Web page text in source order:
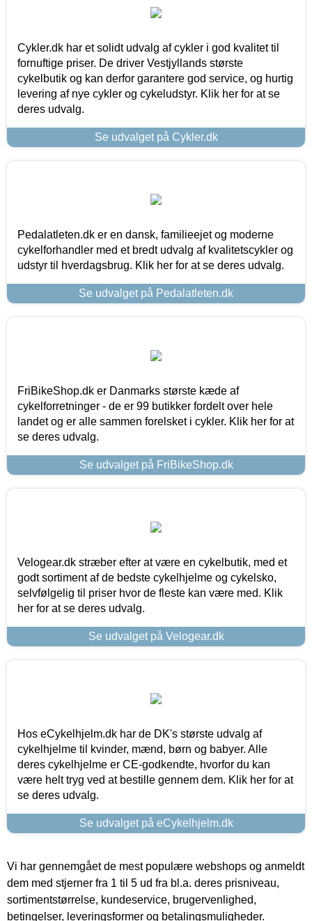
Cykler.dk har et solidt udvalg af cykler i god kvalitet til
fornuftige priser. De driver Vestjyllands største
cykelbutik og kan derfor garantere god service, og hurtig
levering af nye cykler og cykeludstyr. Klik her for at se
deres udvalg.
Se udvalget på Cykler.dk
Pedalatleten.dk er en dansk, familieejet og moderne
cykelforhandler med et bredt udvalg af kvalitetscykler og
udstyr til hverdagsbrug. Klik her for at se deres udvalg.
Se udvalget på Pedalatleten.dk
FriBikeShop.dk er Danmarks største kæde af
cykelforretninger - de er 99 butikker fordelt over hele
landet og er alle sammen forelsket i cykler. Klik her for at
se deres udvalg.
Se udvalget på FriBikeShop.dk
Velogear.dk stræber efter at være en cykelbutik, med et
godt sortiment af de bedste cykelhjelme og cykelsko,
selvfølgelig til priser hvor de fleste kan være med. Klik
her for at se deres udvalg.
Se udvalget på Velogear.dk
Hos eCykelhjelm.dk har de DK's største udvalg af
cykelhjelme til kvinder, mænd, børn og babyer. Alle
deres cykelhjelme er CE-godkendte, hvorfor du kan
være helt tryg ved at bestille gennem dem. Klik her for at
se deres udvalg.
Se udvalget på eCykelhjelm.dk
Vi har gennemgået de mest populære webshops og anmeldt
dem med stjerner fra 1 til 5 ud fra bl.a. deres prisniveau,
sortimentstørrelse, kundeservice, brugervenlighed,
betingelser, leveringsformer og betalingsmuligheder.